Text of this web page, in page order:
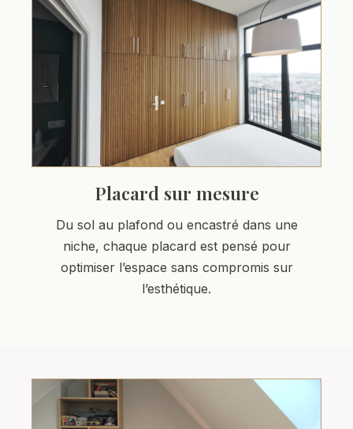
Placard sur mesure
Du sol au plafond ou encastré dans une
niche, chaque placard est pensé pour
optimiser l’espace sans compromis sur
l’esthétique.